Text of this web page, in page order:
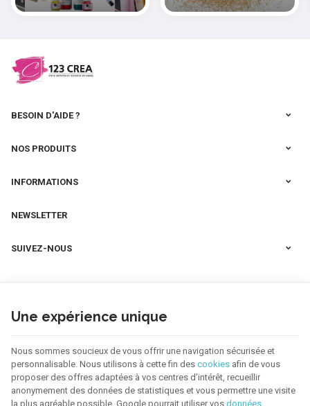
polymères
BESOIN D'AIDE ?
NOS PRODUITS
INFORMATIONS
NEWSLETTER
SUIVEZ-NOUS
Une expérience unique
Nous sommes soucieux de vous offrir une navigation sécurisée et
personnalisable. Nous utilisons à cette fin des cookies afin de vous
proposer des offres adaptées à vos centres d’intérêt, recueillir
anonymement des données de statistiques et vous permettre une visite
la plus agréable possible. Google pourrait utiliser vos données